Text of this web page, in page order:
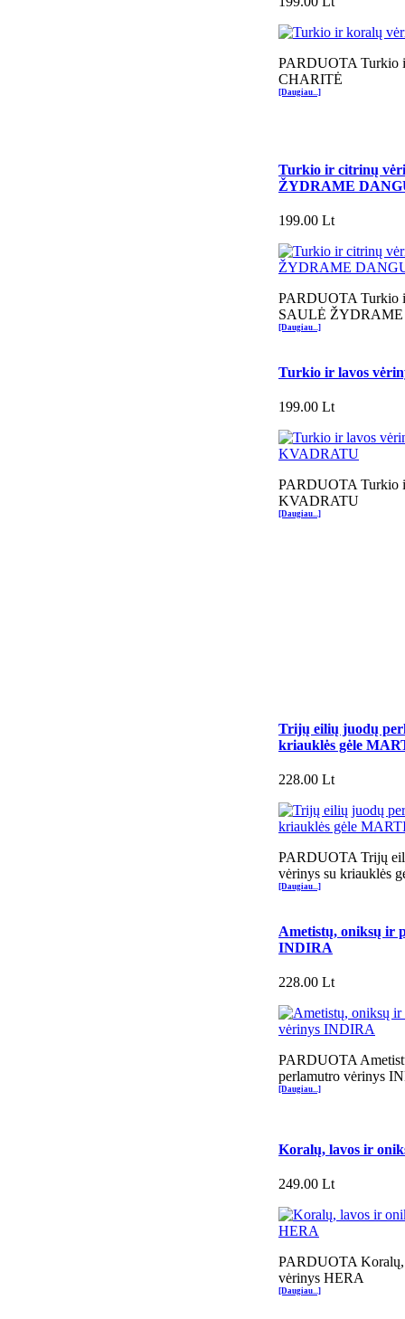
PARDUOTA Turkio
CHARITĖ
[Daugiau...]
Turkio ir citrinų
ŽYDRAME
199.00 Lt
PARDUOTA Turkio
SAULĖ
[Daugiau...]
Turkio ir lavos
199.00 Lt
PARDUOTA Turkio
KVADRATU
[Daugiau...]
Trijų eilių juodų
kriauklės gėle
228.00 Lt
PARDUOTA Trijų
vėrinys su kriauklės
[Daugiau...]
Ametistų, oniksų ir
INDIRA
228.00 Lt
PARDUOTA
perlamutro vėrinys
[Daugiau...]
Koralų, lavos ir
249.00 Lt
PARDUOTA
vėrinys HERA
[Daugiau...]